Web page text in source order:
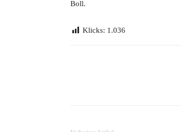
Boll.
Klicks: 1.036